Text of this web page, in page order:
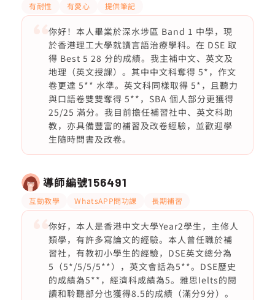
有耐性 有愛心 提供筆記
你好！本人畢業於深水埗區 Band 1 中學，現
於香港理工大學就讀言語治療學科。在 DSE 取
得 Best 5 28 分的成績。我主補中文、英文及
地理（英文授課）。其中中文科奪得 5*，作文
卷更達 5** 水準。英文科同樣取得 5*，且聽力
與口語卷雙雙奪得 5**，SBA 個人部分更獲得
25/25 滿分。我目前擔任補習社中、英文科助
教，亦具備豐富的補習及改卷經驗，並歡迎學
生隨時問書及改卷。
導師編號156491
互動教學 WhatsAPP問功課 長期補習
你好，本人是香港中文大學Year2學生，主修人
類學，有許多寫論文的經驗。本人曾任職於補
習社，有教初小學生的經驗，DSE英文總分為
5（5*/5/5/5**），英文會話為5**。DSE歷史
的成績為5**，經濟科成績為5。雅思Ielts的閱
讀和聆聽部分也獲得8.5的成績（滿分9分）。